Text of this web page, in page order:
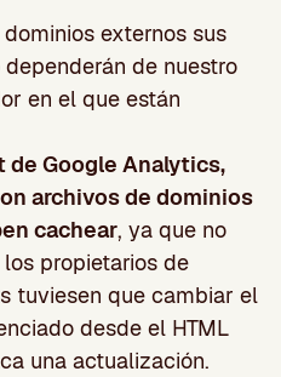
externos sus
de nuestro
en el que están
de Google Analytics,
archivos de dominios
cachear, ya que no
propietarios de
tuviesen que cambiar el
desde el HTML
una actualización.